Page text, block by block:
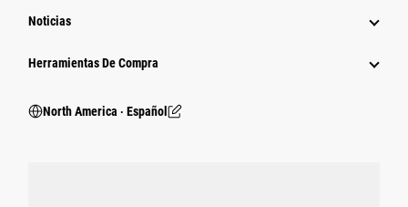
Noticias
Herramientas De Compra
North America ‧ Español